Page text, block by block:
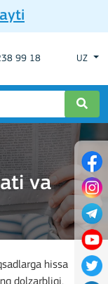
99 18 UZ
va
hissa